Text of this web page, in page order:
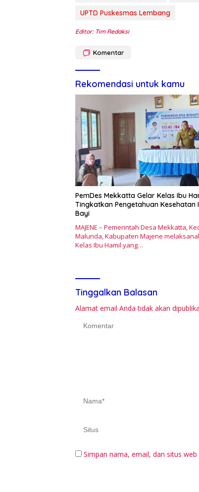
UPTD Puskesmas Lembang
Editor: Tim Redaksi
Komentar
Rekomendasi untuk kamu
PemDes Mekkatta Gelar Kelas Ibu
Tingkatkan Pengetahuan Kesehatan
Bayi
MAJENE – Pemerintah Desa Mekkatta,
Malunda, Kabupaten Majene
Kelas Ibu Hamil yang…
Tinggalkan Balasan
Alamat email Anda tidak akan
Simpan nama, email, dan situs